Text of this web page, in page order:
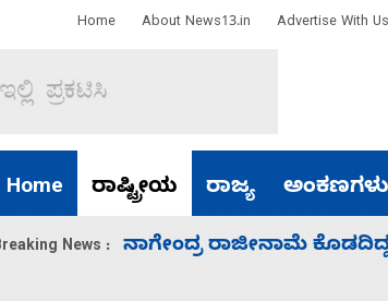
Home About News13.in Advertise With Us
Home ರಾಷ್ಟ್ರೀಯ ರಾಜ್ಯ ಅಂಕಣಗಳು
News : ಸಚಿವ ಸಂಪುಟ ವಿಸ್ತರಣೆ